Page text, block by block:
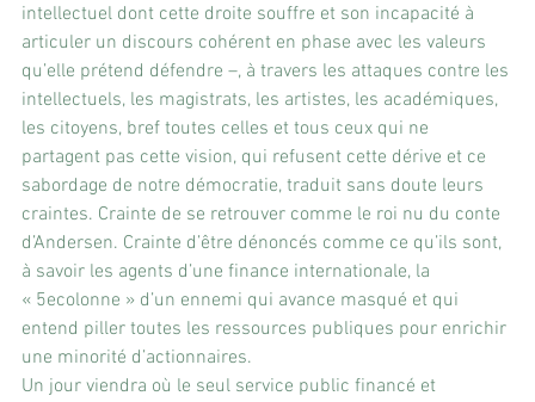
intellectuel dont cette droite souffre et son incapacité à
articuler un discours cohérent en phase avec les valeurs
qu’elle prétend défendre –, à travers les attaques contre les
intellectuels, les magistrats, les artistes, les académiques,
les citoyens, bref toutes celles et tous ceux qui ne
partagent pas cette vision, qui refusent cette dérive et ce
sabordage de notre démocratie, traduit sans doute leurs
craintes. Crainte de se retrouver comme le roi nu du conte
d’Andersen. Crainte d’être dénoncés comme ce qu’ils sont,
à savoir les agents d’une finance internationale, la
« 5ecolonne » d’un ennemi qui avance masqué et qui
entend piller toutes les ressources publiques pour enrichir
une minorité d’actionnaires.
Un jour viendra où le seul service public financé et